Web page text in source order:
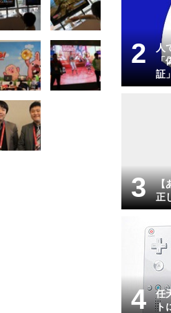
人
証
【
正
任
ト